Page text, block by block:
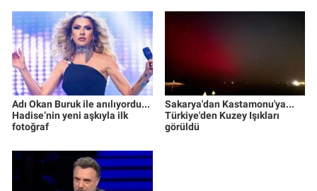
Adı Okan Buruk ile anılıyordu...
Hadise’nin yeni aşkıyla ilk
fotoğraf
Sakarya'dan Kastamonu'ya...
Türkiye'den Kuzey Işıkları
görüldü